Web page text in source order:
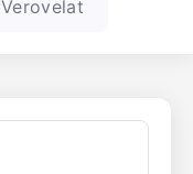
Verovelat